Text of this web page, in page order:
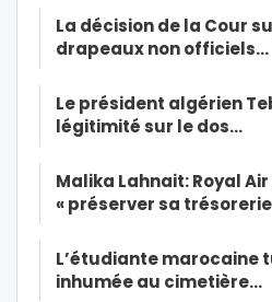
La décision de la Cour
drapeaux non officiels…
Le président algérien
légitimité sur le dos…
Malika Lahnait: Royal
« préserver sa
L’étudiante marocaine
inhumée au cimetière…